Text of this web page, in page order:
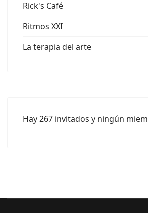
Rick's Café
Ritmos XXI
La terapia del arte
Hay 267 invitados y ningún